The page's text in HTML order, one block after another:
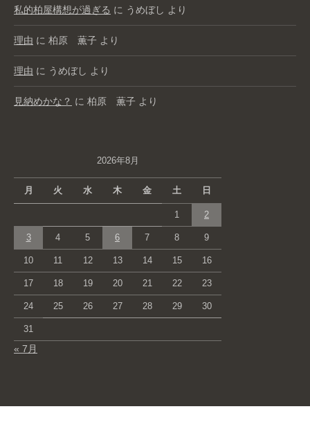
私的柏屋構想が過ぎる に うめぼし より
理由 に 柏原 薫子 より
理由 に うめぼし より
見納めかな？ に 柏原 薫子 より
2026年8月
月 火 水 木 金 土 日
1 2
3 4 5 6 7 8 9
10 11 12 13 14 15 16
17 18 19 20 21 22 23
24 25 26 27 28 29 30
31
« 7月